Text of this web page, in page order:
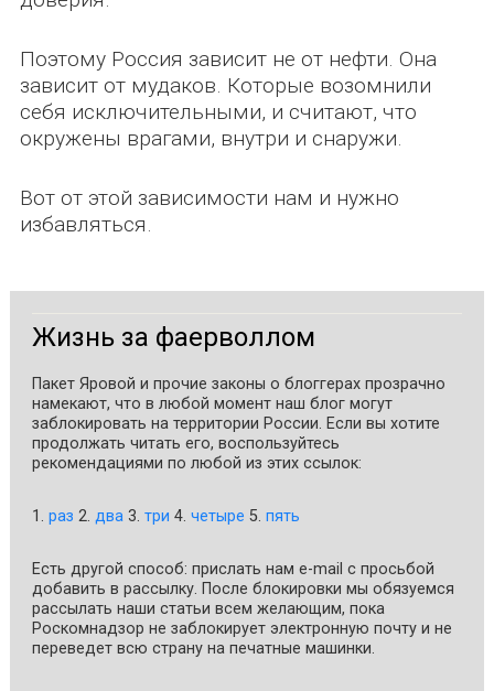
Поэтому Россия зависит не от нефти. Она
зависит от мудаков. Которые возомнили
себя исключительными, и считают, что
окружены врагами, внутри и снаружи.
Вот от этой зависимости нам и нужно
избавляться.
Жизнь за фаерволлом
Пакет Яровой и прочие законы о блоггерах прозрачно
намекают, что в любой момент наш блог могут
заблокировать на территории России. Если вы хотите
продолжать читать его, воспользуйтесь
рекомендациями по любой из этих ссылок:
1. раз 2. два3. три 4. четыре 5. пять
Есть другой способ: прислать нам e-mail c просьбой
добавить в рассылку. После блокировки мы обязуемся
рассылать наши статьи всем желающим, пока
Роскомнадзор не заблокирует электронную почту и не
переведет всю страну на печатные машинки.